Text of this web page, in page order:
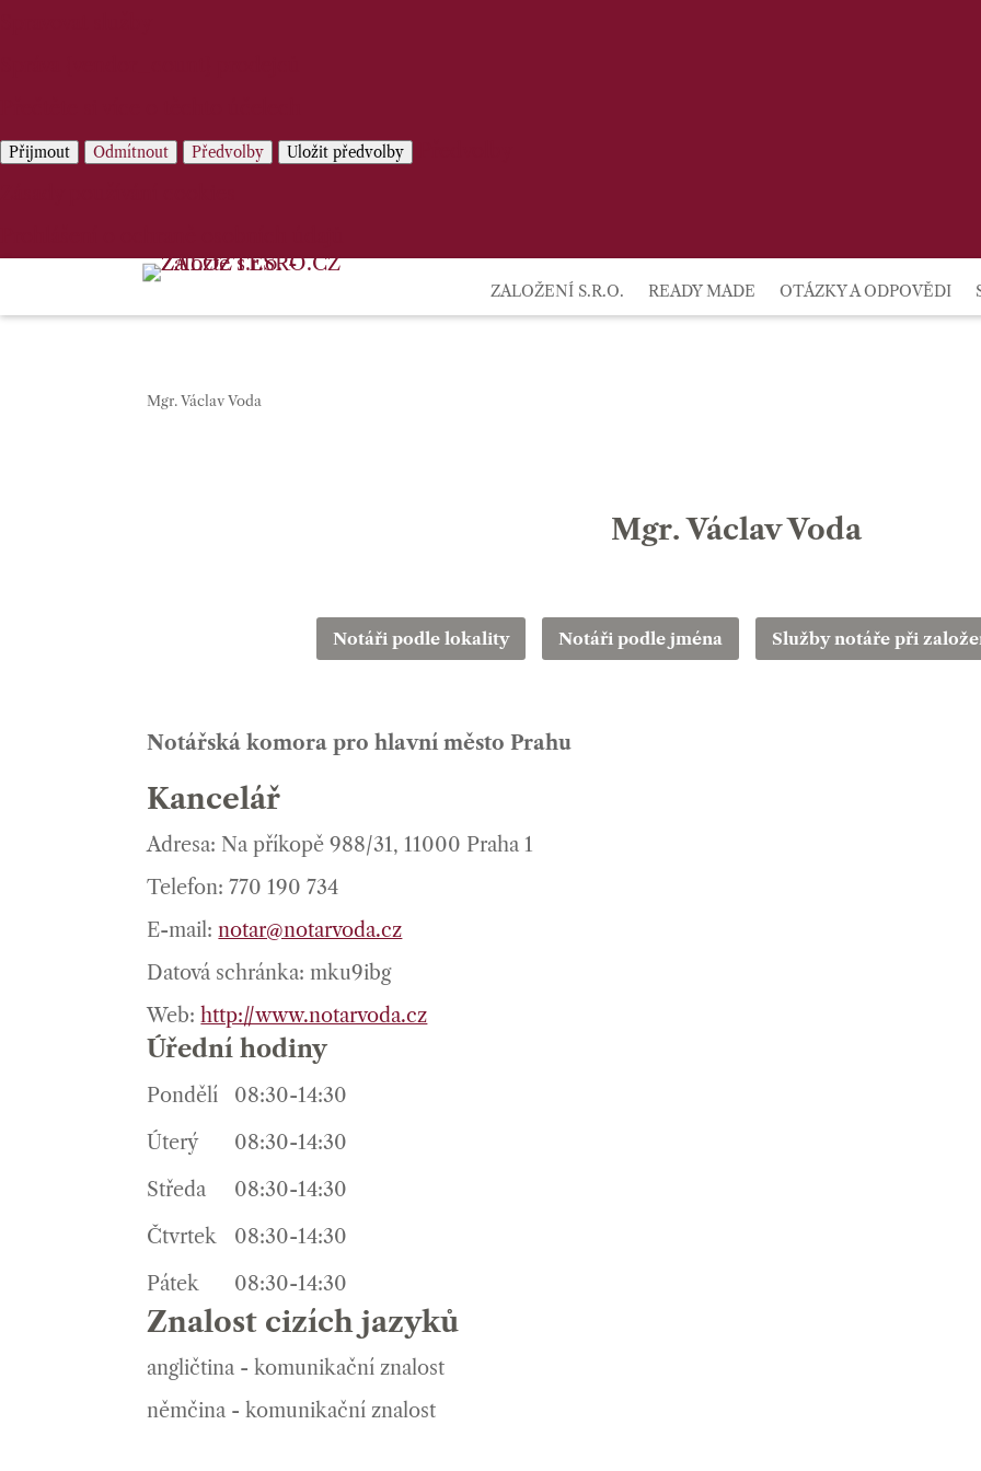
Přijmout Odmítnout Předvolby Uložit předvolby
ZALOŽENÍ S.R.O. READY MADE OTÁZKY A ODPOVĚDI
Mgr. Václav Voda
Mgr. Václav Voda
Notáři podle lokality Notáři podle jména Služby notáře při
Notářská komora pro hlavní město Prahu
Kancelář
Adresa: Na příkopě 988/31, 11000 Praha 1
Telefon: 770 190 734
E-mail:notar@notarvoda.cz
Datová schránka: mku9ibg
Web:http://www.notarvoda.cz
Úřední hodiny
Pondělí
08:30-14:30
Úterý
08:30-14:30
Středa
08:30-14:30
Čtvrtek
08:30-14:30
Pátek
08:30-14:30
Znalost cizích jazyků
angličtina - komunikační znalost
němčina - komunikační znalost